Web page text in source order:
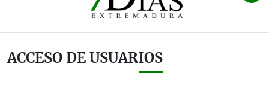
ACCESO DE USUARIOS